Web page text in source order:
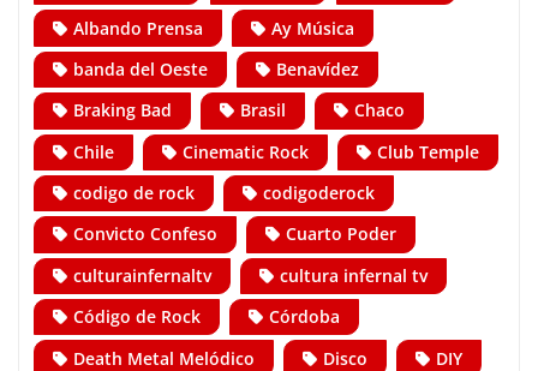
Albando Prensa
Ay Música
banda del Oeste
Benavídez
Braking Bad
Brasil
Chaco
Chile
Cinematic Rock
Club Temple
codigo de rock
codigoderock
Convicto Confeso
Cuarto Poder
culturainfernaltv
cultura infernal tv
Código de Rock
Córdoba
Death Metal Melódico
Disco
DIY